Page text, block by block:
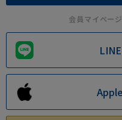
会員マイペー